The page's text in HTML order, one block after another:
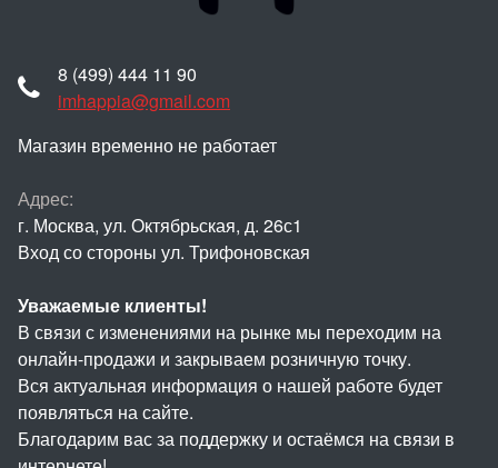
8 (499) 444 11 90
imhappia@gmail.com
Магазин временно не работает
Адрес:
г. Москва, ул. Октябрьская, д. 26с1
Вход со стороны ул. Трифоновская
Уважаемые клиенты!
В связи с изменениями на рынке мы переходим на
онлайн-продажи и закрываем розничную точку.
Вся актуальная информация о нашей работе будет
появляться на сайте.
Благодарим вас за поддержку и остаёмся на связи в